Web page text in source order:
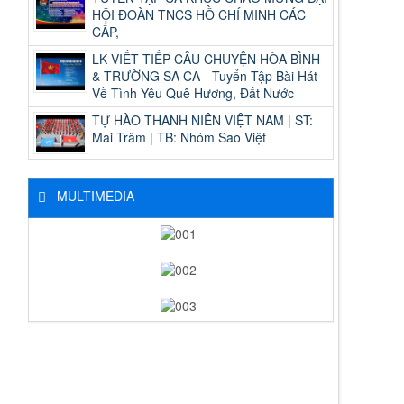
HỘI ĐOÀN TNCS HỒ CHÍ MINH CÁC
CẤP,
LK VIẾT TIẾP CÂU CHUYỆN HÒA BÌNH
& TRƯỜNG SA CA - Tuyển Tập Bài Hát
Về Tình Yêu Quê Hương, Đất Nước
TỰ HÀO THANH NIÊN VIỆT NAM | ST:
Mai Trâm | TB: Nhóm Sao Việt
MULTIMEDIA